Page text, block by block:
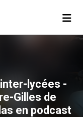
lycées -
Gilles de
en podcast